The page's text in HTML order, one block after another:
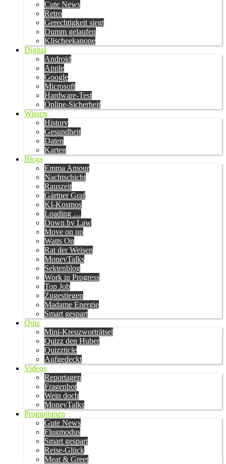
Cute News
Retro
Gerechtigkeit siegt
Dumm gelaufen
Klischeekanone
Digital
Android
Apple
Google
Microsoft
Hardware-Test
Online-Sicherheit
Wissen
History
Gesundheit
Daten
Karten
Blogs
Emma Amour
Nachtschicht
Rauszeit
Gärtner Graf
KI-Kosmos
Loading …
Down by Law
Move on up
Watts On
Rat der Weisen
MoneyTalks
Sektenblog
Work in Progress
Top Job
Zugestiegen
Madame Energie
Smart gespart
Quiz
Mini-Kreuzworträtsel
Quizz den Huber
Quizzticle
Aufgedeckt
Videos
Reportagen
Fragenbot
Wein doch
MoneyTalks
Promotionen
Gute News
Flugmodus
Smart gespart
Reise-Glück
Meat & Greet